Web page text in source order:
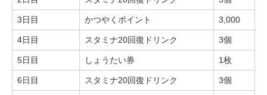
3日目 かつやくポイント 3,000
4日目 スタミナ20回復ドリンク 3個
5日目 しょうたい券 1枚
6日目 スタミナ20回復ドリンク 3個